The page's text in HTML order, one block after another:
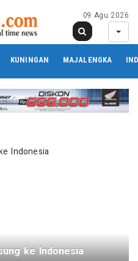
09 Agu 2026
KUNINGAN MAJALENGKA
ke Indonesia